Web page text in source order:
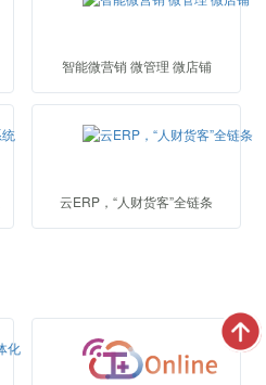
智能微营销 微管理 微店铺
云ERP，“人财货客”全链条